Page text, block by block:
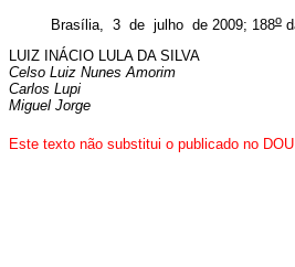
Brasília, 3 de julho de 2009; 188o
LUIZ INÁCIO LULA DA SILVA
Celso Luiz Nunes Amorim
Carlos Lupi
Miguel Jorge
Este texto não substitui o publicado no